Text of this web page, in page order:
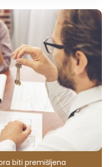
biti premišljena